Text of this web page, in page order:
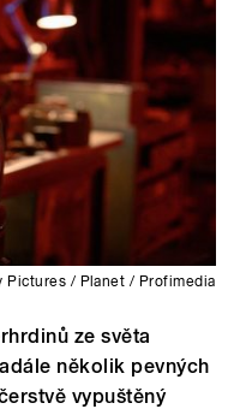
Pictures / Planet / Profimedia
ze světa
několik pevných
vypuštěný